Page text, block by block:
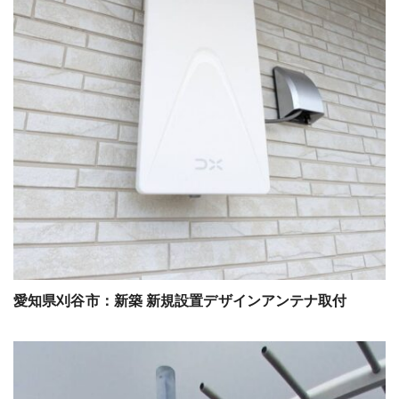
愛知県刈谷市：新築 新規設置デザインアンテナ取付